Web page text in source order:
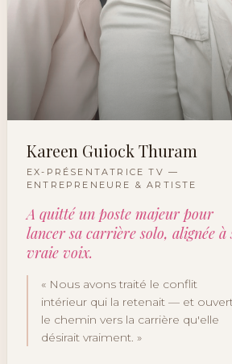
Kareen Guiock Thuram
EX-PRÉSENTATRICE TV —
ENTREPRENEURE & ARTISTE
A quitté un poste majeur pour
lancer sa carrière solo, alignée à
vraie voix.
« Nous avons traité le conflit
intérieur qui la retenait — et
le chemin vers la carrière qu'elle
désirait vraiment. »